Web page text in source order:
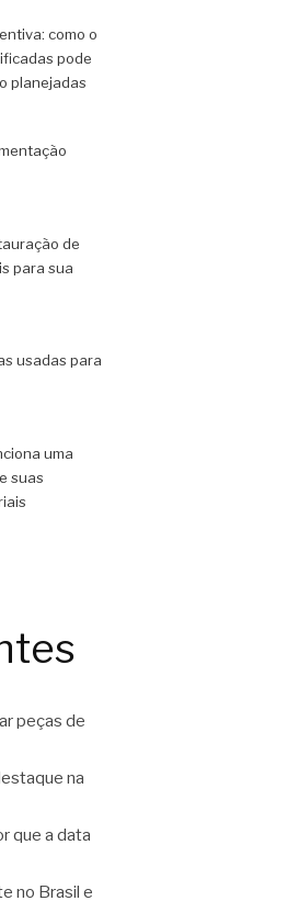
como o
pode
planejadas
de
para sua
usadas para
uma
suas
peças de
na
que a data
no Brasil e